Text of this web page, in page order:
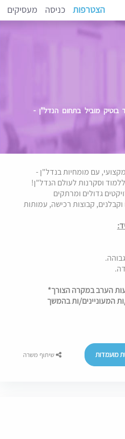
הצטרפות כניסה מעסיקים
מוביל בתחום הנדל"ן -
עם מומחיות בנדל"ן -
לעולם הנדל"ן!
ומרתקים
קבוצות רכישה, עמותות
במקרה הצורך*
ות בהמשך
שיתוף משרה